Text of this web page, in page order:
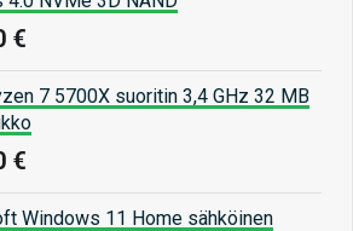
€
7 5700X suoritin 3,4 GHz 32 MB
€
Windows 11 Home sähköinen